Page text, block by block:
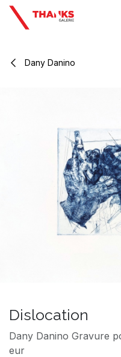
Se rendre au contenu
Dany Danino
Dislocation
Dany Danino Gravure
eur